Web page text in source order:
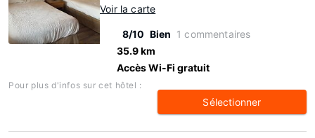
Voir la carte
8/10 Bien 1 commentaires
35.9 km
Accès Wi-Fi gratuit
Pour plus d'infos sur cet hôtel :
Sélectionner